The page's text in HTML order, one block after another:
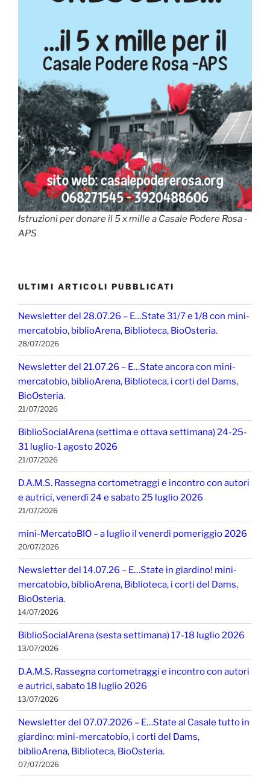
Istruzioni per donare il 5 x mille a Casale Podere Rosa -
APS
ULTIMI ARTICOLI PUBBLICATI
Newsletter del 28.07.26 – E…State 31/7 e 1/8 con mini-
mercatobio, biblioArena, Biblioteca, BioOsteria.
28/07/2026
Newsletter del 21.07.26 – E…State ancora con mini-
mercatobio, biblioArena, Biblioteca, i corti del Dams,
BioOsteria.
21/07/2026
BiblioSocialArena (settima e ottava settimana) 24-25-
31 luglio-1 agosto 2026
21/07/2026
D.A.M.S. Rassegna cortometraggi e incontro con autori
e autrici, venerdì 24 e sabato 25 luglio 2026
21/07/2026
mini-MercatoBIO – a luglio il venerdì pomeriggio 2026
20/07/2026
Newsletter del 14.07.26 – E…State in giardino! mini-
mercatobio, biblioArena, Biblioteca, i corti del Dams,
BioOsteria.
14/07/2026
BiblioSocialArena (sesta settimana) 17-18 luglio 2026
13/07/2026
D.A.M.S. Rassegna cortometraggi e incontro con autori
e autrici, sabato 18 luglio 2026
13/07/2026
Newsletter del 07.07.2026 – E…State al Casale tutto in
giardino: mini-mercatobio, i corti del Dams,
biblioArena, Biblioteca, BioOsteria.
07/07/2026